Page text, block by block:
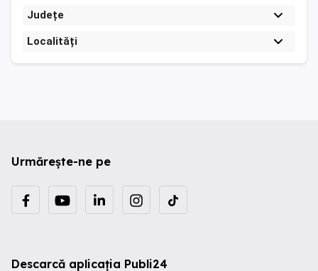
Județe
Localități
Urmărește-ne pe
Descarcă aplicația Publi24